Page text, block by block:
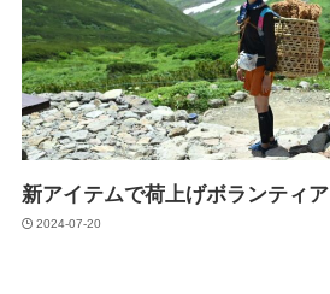
新アイテムで荷上げボランティア
2024-07-20